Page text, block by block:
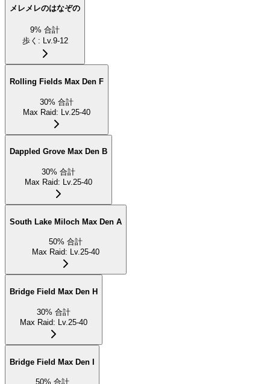
メレメレのはなぞの
9% 合計
歩く : Lv.9-12
Rolling Fields Max Den F
30% 合計
Max Raid: Lv.25-40
Dappled Grove Max Den B
30% 合計
Max Raid: Lv.25-40
South Lake Miloch Max Den A
50% 合計
Max Raid: Lv.25-40
Bridge Field Max Den H
30% 合計
Max Raid: Lv.25-40
Bridge Field Max Den I
50% 合計